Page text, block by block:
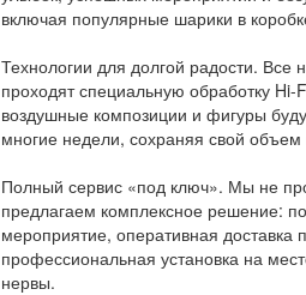
включая популярные шарики в
Технологии для долгой радости. Все
проходят специальную обработку Hi-
воздушные композиции и фигуры
многие недели, сохраняя свой объем
Полный сервис «под ключ». Мы не
предлагаем комплексное решение:
мероприятие, оперативная доставка
профессиональная установка на
нервы.